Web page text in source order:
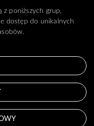
z poniższych grup.
dostęp do unikalnych